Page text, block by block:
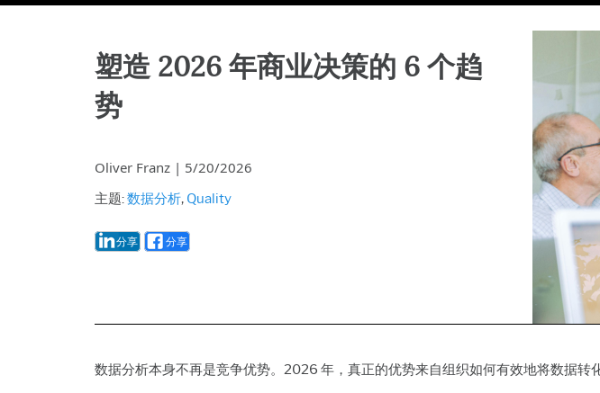
运营与质量分
可靠性和寿命
离散事件模拟
过程挖掘
塑造 2026 年商业决策的 6 个趋
势
Oliver Franz | 5/20/2026
主题:数据分析, Quality
分享 分享
数据分析本身不再是竞争优势。2026 年，真正的优势来自组织如何有效地将数据转